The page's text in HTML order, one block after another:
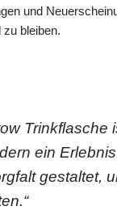
und
bleiben.
Trinkflasche
ein
gestaltet,